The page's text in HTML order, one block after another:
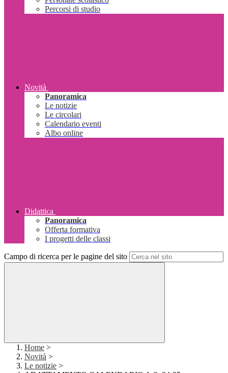
Percorsi di studio
Novità
Panoramica
Le notizie
Le circolari
Calendario eventi
Albo online
Didattica
Panoramica
Offerta formativa
I progetti delle classi
Campo di ricerca per le pagine del sito
Home >
Novità >
Le notizie >